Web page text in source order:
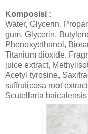
Komposisi :
Water, Glycerin,
gum, Glycerin,
Phenoxyethanol,
Titanium dioxide,
juice extract,
Acetyl tyrosine,
suffruticosa root
Scutellaria